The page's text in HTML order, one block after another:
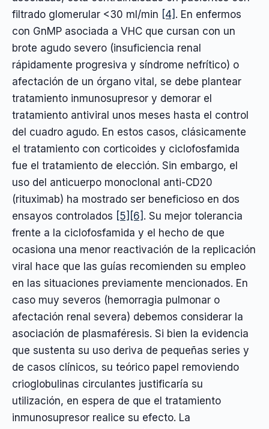
filtrado glomerular <30 ml/min [4] . En enfermos
con GnMP asociada a VHC que cursan con un
brote agudo severo (insuficiencia renal
rápidamente progresiva y síndrome nefrítico) o
afectación de un órgano vital, se debe plantear
tratamiento inmunosupresor y demorar el
tratamiento antiviral unos meses hasta el control
del cuadro agudo. En estos casos, clásicamente
el tratamiento con corticoides y ciclofosfamida
fue el tratamiento de elección. Sin embargo, el
uso del anticuerpo monoclonal anti-CD20
(rituximab) ha mostrado ser beneficioso en dos
ensayos controlados [5] [6] . Su mejor tolerancia
frente a la ciclofosfamida y el hecho de que
ocasiona una menor reactivación de la replicación
viral hace que las guías recomienden su empleo
en las situaciones previamente mencionados. En
caso muy severos (hemorragia pulmonar o
afectación renal severa) debemos considerar la
asociación de plasmaféresis. Si bien la evidencia
que sustenta su uso deriva de pequeñas series y
de casos clínicos, su teórico papel removiendo
crioglobulinas circulantes justificaría su
utilización, en espera de que el tratamiento
inmunosupresor realice su efecto. La